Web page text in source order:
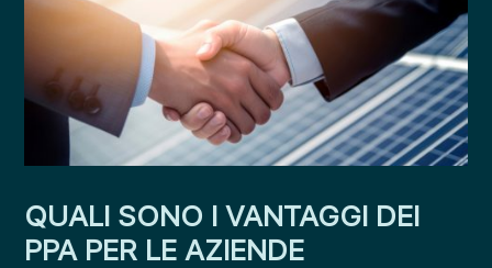
QUALI SONO I VANTAGGI DEI
PPA PER LE AZIENDE